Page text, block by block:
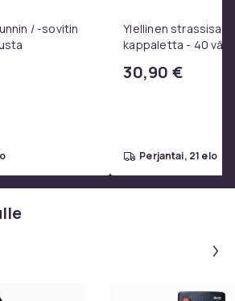
/ -sovitin
Ylellinen
kappaletta - 40
- Liima pinseteillä -
30,90 €
perjantai, 21 elo